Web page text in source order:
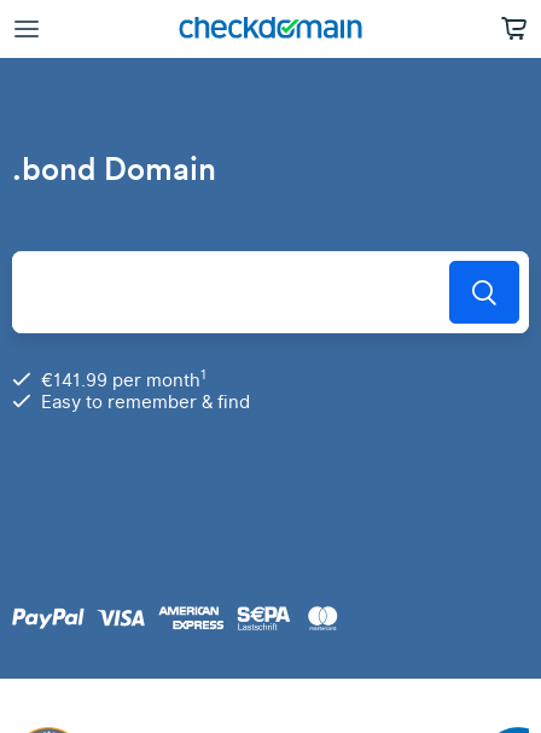
.bond Domain
€141.99 per month1
Easy to remember & find